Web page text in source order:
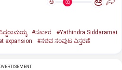
ಅ
#ಸರ್ಕಾರ
#Yathindra Siddaramai
expansion #ಸಚಿವ ಸಂಪುಟ ವಿಸ್ತರಣೆ